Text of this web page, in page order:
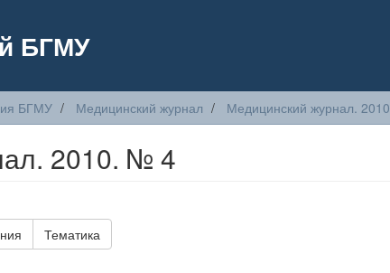
БГМУ
БГМУ Медицинский журнал Медицинский журнал. 2010
2010. № 4
Тематика